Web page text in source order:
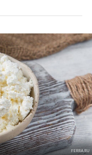
FERRA.RU